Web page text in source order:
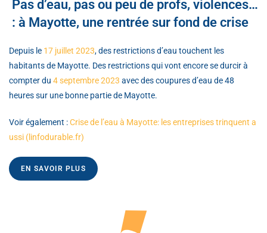
Pas d’eau, pas ou peu de profs, violences…
: à Mayotte, une rentrée sur fond de crise
Depuis le 17 juillet 2023, des restrictions d’eau touchent les
habitants de Mayotte. Des restrictions qui vont encore se durcir à
compter du 4 septembre 2023 avec des coupures d’eau de 48
heures sur une bonne partie de Mayotte.
Voir également :Crise de l’eau à Mayotte: les entreprises trinquent a
ussi (linfodurable.fr)
EN SAVOIR PLUS